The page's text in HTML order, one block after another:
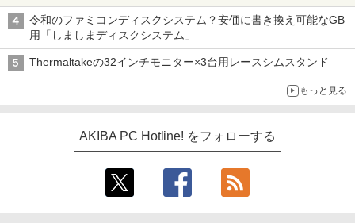
リが100円で販売など～ 最近の秋葉原 ～
令和のファミコンディスクシステム？安価に書き換え可能なGB
用「しましまディスクシステム」
Thermaltakeの32インチモニター×3台用レースシムスタンド
もっと見る
AKIBA PC Hotline! をフォローする